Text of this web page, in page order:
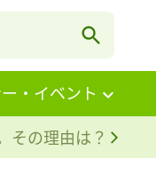
・イベント
その理由は？